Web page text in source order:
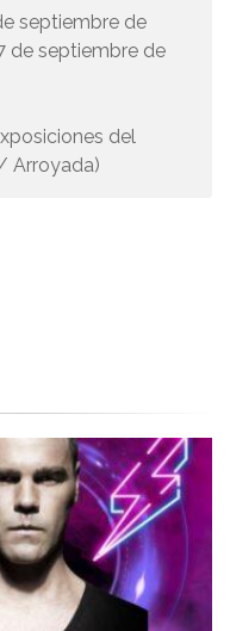
septiembre de
de septiembre de
del
Arroyada)